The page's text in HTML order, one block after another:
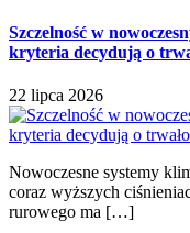
Szczelność w
kryteria decydują o
22 lipca 2026
Nowoczesne systemy
coraz wyższych
rurowego ma […]